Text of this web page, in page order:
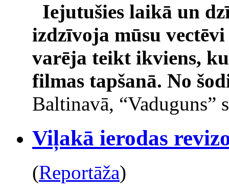
Iejutušies laikā un
izdzīvoja mūsu
varēja teikt ikviens,
filmas tapšanā. No
Baltinavā, “Vaduguns”
Viļakā ierodas
(Reportāža)